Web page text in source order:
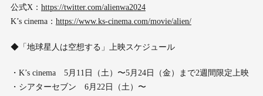
公式X： https://twitter.com/alienwa2024
K’s cinema： https://www.ks-cinema.com/movie/alien/
◆「地球星人は空想する」上映スケジュール
・K’s cinema 5月11日（土）〜5月24日（金）まで2週間限定上映
・シアターセブン 6月22日（土）〜